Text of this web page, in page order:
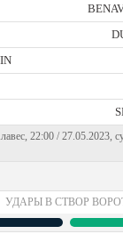
22:00 / 27.05.2023,
УДАРЫ В СТВОР